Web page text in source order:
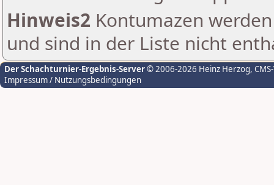
Hinweis2 Kontumazen
und sind in der Liste nicht
Der Schachturnier-Ergebnis-Server© 2006-2026 Heinz Herzog,
Impressum / Nutzungsbedingungen